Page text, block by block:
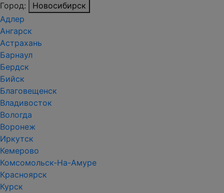
Город:
Новосибирск
Адлер
Ангарск
Астрахань
Барнаул
Бердск
Бийск
Благовещенск
Владивосток
Вологда
Воронеж
Иркутск
Кемерово
Комсомольск-На-Амуре
Красноярск
Курск